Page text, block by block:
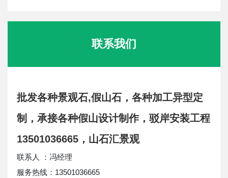
联系我们
批发各种景观石,假山石，各种加工异型定
制，承接各种假山设计制作，驳岸安装工程
13501036665，山石汇景观
联系人 ：冯经理
服务热线：13501036665